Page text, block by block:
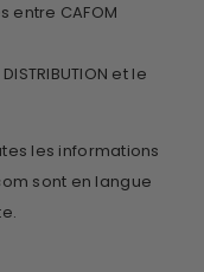
entre CAFOM
et le
les informations
sont en langue